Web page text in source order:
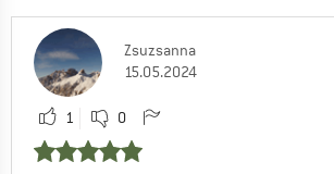
Zsuzsanna
15.05.2024
1 0